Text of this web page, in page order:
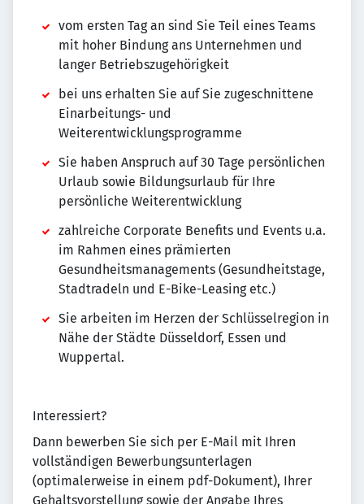
vom ersten Tag an sind Sie Teil eines Teams
mit hoher Bindung ans Unternehmen und
langer Betriebszugehörigkeit
bei uns erhalten Sie auf Sie zugeschnittene
Einarbeitungs- und
Weiterentwicklungsprogramme
Sie haben Anspruch auf 30 Tage persönlichen
Urlaub sowie Bildungsurlaub für Ihre
persönliche Weiterentwicklung
zahlreiche Corporate Benefits und Events u.a.
im Rahmen eines prämierten
Gesundheitsmanagements (Gesundheitstage,
Stadtradeln und E-Bike-Leasing etc.)
Sie arbeiten im Herzen der Schlüsselregion in
Nähe der Städte Düsseldorf, Essen und
Wuppertal.
Interessiert?
Dann bewerben Sie sich per E-Mail mit Ihren
vollständigen Bewerbungsunterlagen
(optimalerweise in einem pdf-Dokument), Ihrer
Gehaltsvorstellung sowie der Angabe Ihres